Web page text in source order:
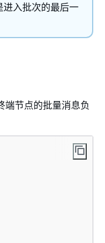
入批次的最后一
端节点的批量消息负